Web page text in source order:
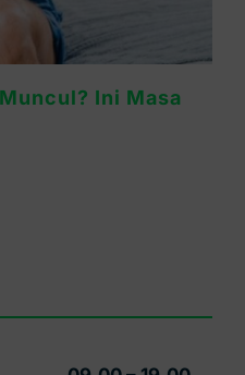
Merah di Telapak